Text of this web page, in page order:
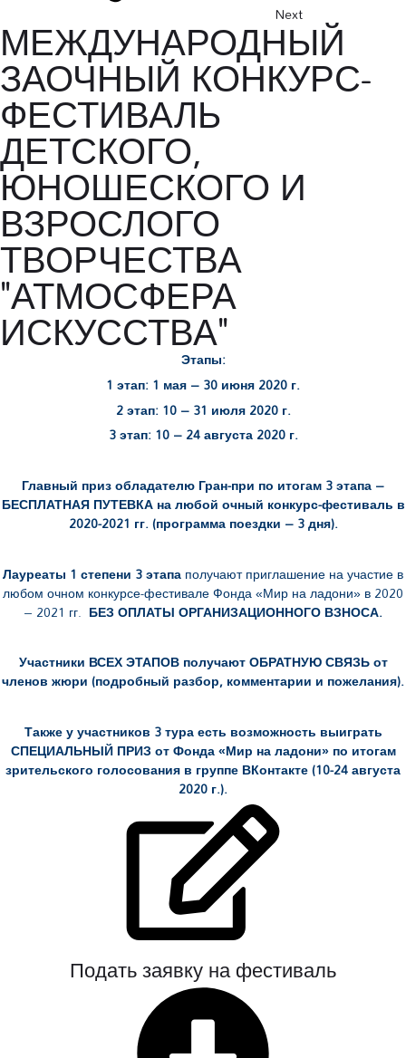
Next
МЕЖДУНАРОДНЫЙ
ЗАОЧНЫЙ КОНКУРС-
ФЕСТИВАЛЬ
ДЕТСКОГО,
ЮНОШЕСКОГО И
ВЗРОСЛОГО
ТВОРЧЕСТВА
"АТМОСФЕРА
ИСКУССТВА"
Этапы:
1 этап: 1 мая – 30 июня 2020 г.
2 этап: 10 – 31 июля 2020 г.
3 этап: 10 – 24 августа 2020 г.
Главный приз обладателю Гран-при по итогам 3 этапа –
БЕСПЛАТНАЯ ПУТЕВКА на любой очный конкурс-фестиваль в
2020-2021 гг. (программа поездки – 3 дня).
Лауреаты 1 степени 3этапаполучают приглашение на участие в
любом очном конкурсе-фестивале Фонда «Мир на ладони» в 2020
– 2021 гг. БЕЗ ОПЛАТЫ ОРГАНИЗАЦИОННОГО ВЗНОСА.
Участники ВСЕХ ЭТАПОВ получают ОБРАТНУЮ СВЯЗЬ от
членов жюри (подробный разбор, комментарии и пожелания).
Также у участников 3 тура есть возможность выиграть
СПЕЦИАЛЬНЫЙ ПРИЗ от Фонда «Мир на ладони» по итогам
зрительского голосования в группе ВКонтакте (10-24 августа
2020 г.).
Подать заявку на фестиваль